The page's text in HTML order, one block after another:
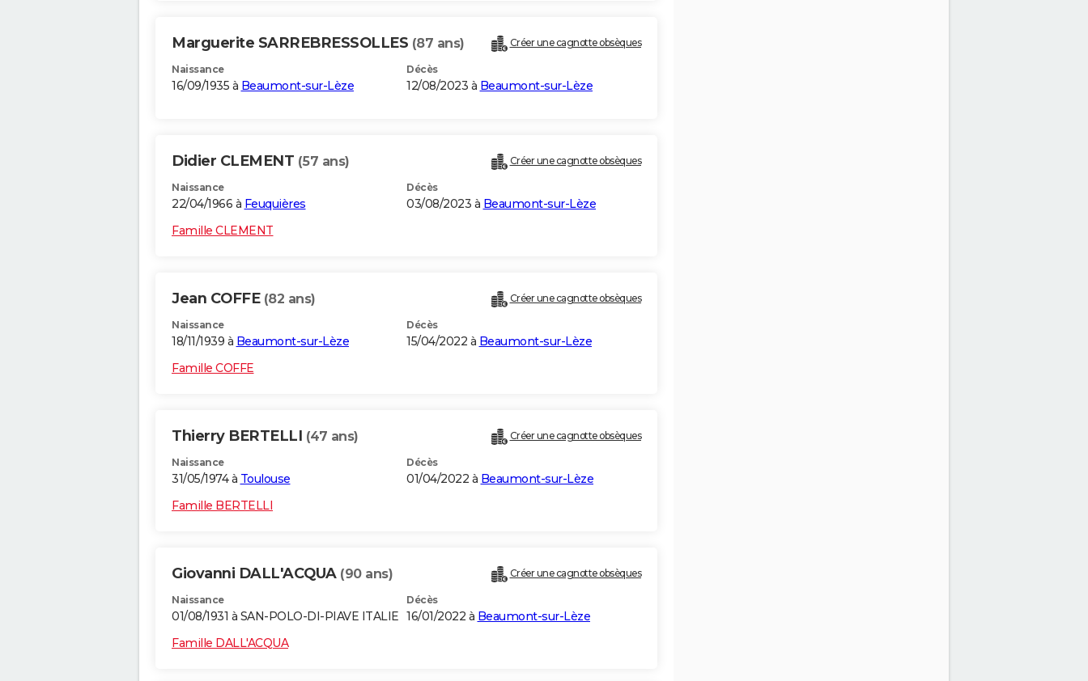
Marguerite SARREBRESSOLLES (87 ans) Créer une cagnotte obsèques
Naissance
16/09/1935 à Beaumont-sur-Lèze
Décès
12/08/2023 à Beaumont-sur-Lèze
Didier CLEMENT (57 ans) Créer une cagnotte obsèques
Naissance
22/04/1966 à Feuquières
Décès
03/08/2023 à Beaumont-sur-Lèze
Famille CLEMENT
Jean COFFE (82 ans) Créer une cagnotte obsèques
Naissance
18/11/1939 à Beaumont-sur-Lèze
Décès
15/04/2022 à Beaumont-sur-Lèze
Famille COFFE
Thierry BERTELLI (47 ans) Créer une cagnotte obsèques
Naissance
31/05/1974 à Toulouse
Décès
01/04/2022 à Beaumont-sur-Lèze
Famille BERTELLI
Giovanni DALL'ACQUA (90 ans) Créer une cagnotte obsèques
Naissance
01/08/1931 à SAN-POLO-DI-PIAVE ITALIE
Décès
16/01/2022 à Beaumont-sur-Lèze
Famille DALL'ACQUA